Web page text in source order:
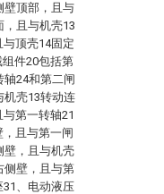
壁顶部，且与
，且与机壳13
顶壳14固定
件20包括第
轴24和第二闸
机壳13转动连
第一转轴21
，且与第一闸
壁，且与机壳
侧壁，且与第
、电动液压